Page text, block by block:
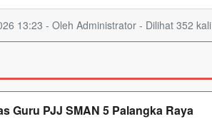
13:23 - Oleh Administrator - Dilihat 352 kali
Guru PJJ SMAN 5 Palangka Raya